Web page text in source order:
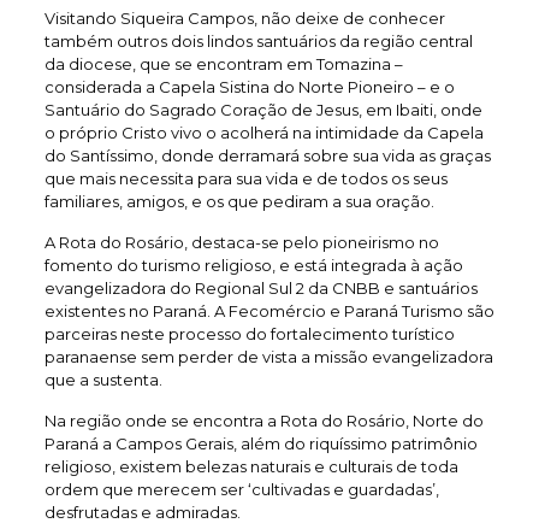
Visitando Siqueira Campos, não deixe de conhecer
também outros dois lindos santuários da região central
da diocese, que se encontram em Tomazina –
considerada a Capela Sistina do Norte Pioneiro – e o
Santuário do Sagrado Coração de Jesus, em Ibaiti, onde
o próprio Cristo vivo o acolherá na intimidade da Capela
do Santíssimo, donde derramará sobre sua vida as graças
que mais necessita para sua vida e de todos os seus
familiares, amigos, e os que pediram a sua oração.
A Rota do Rosário, destaca-se pelo pioneirismo no
fomento do turismo religioso, e está integrada à ação
evangelizadora do Regional Sul 2 da CNBB e santuários
existentes no Paraná. A Fecomércio e Paraná Turismo são
parceiras neste processo do fortalecimento turístico
paranaense sem perder de vista a missão evangelizadora
que a sustenta.
Na região onde se encontra a Rota do Rosário, Norte do
Paraná a Campos Gerais, além do riquíssimo patrimônio
religioso, existem belezas naturais e culturais de toda
ordem que merecem ser ‘cultivadas e guardadas’,
desfrutadas e admiradas.